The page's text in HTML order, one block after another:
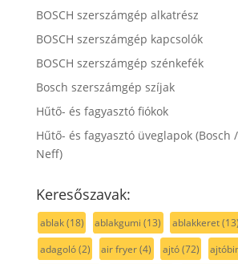
BOSCH szerszámgép alkatrész
BOSCH szerszámgép kapcsolók
BOSCH szerszámgép szénkefék
Bosch szerszámgép szíjak
Hűtő- és fagyasztó fiókok
Hűtő- és fagyasztó üveglapok (Bosch
Neff)
Keresőszavak:
ablak(18) ablakgumi (13) ablakkeret(13)
adagoló(2) air fryer(4) ajtó(72)